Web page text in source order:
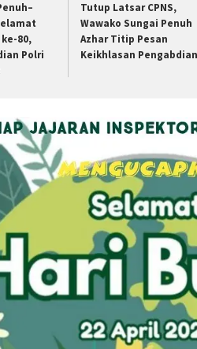
80,
Polri
Tutup Latsar CPNS,
Wawako Sungai Penuh
Azhar Titip Pesan
Keikhlasan Pengabdian